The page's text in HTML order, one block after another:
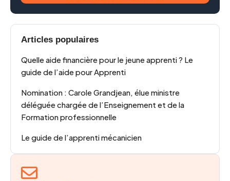
Articles populaires
Quelle aide financière pour le jeune apprenti ? Le
guide de l’aide pour Apprenti
Nomination : Carole Grandjean, élue ministre
déléguée chargée de l’Enseignement et de la
Formation professionnelle
Le guide de l’apprenti mécanicien